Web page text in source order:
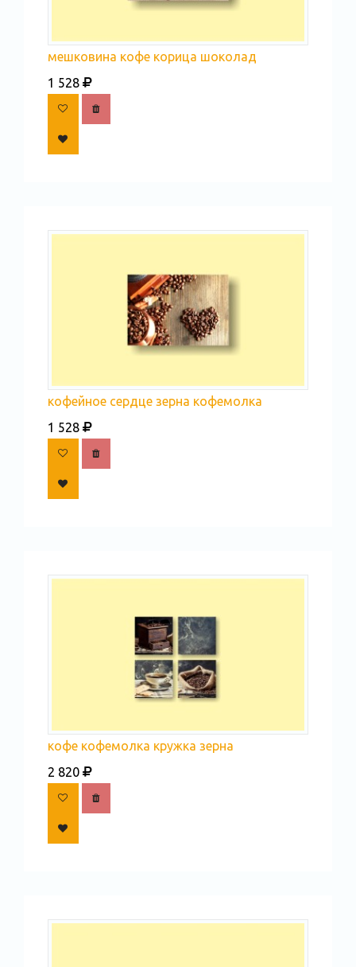
мешковина кофе корица шоколад
1 528
кофейное сердце зерна кофемолка
1 528
кофе кофемолка кружка зерна
2 820